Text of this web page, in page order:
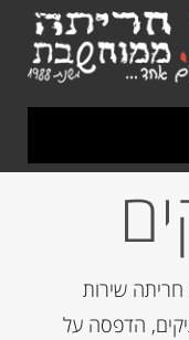
שירות
הדפסה על